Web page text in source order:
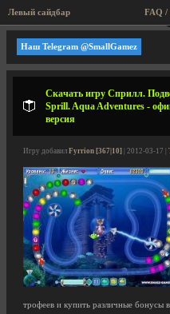
Левый сайдбар FAQ /
Alawar
Наш Telegram @SmallGamez
Скачать игру Сприлл.
Sprill. Aqua Adventures -
версия
Игру добавил Fyrrion [367|10] | 2012-03-17 |
трофеев и купить различные бонусы в